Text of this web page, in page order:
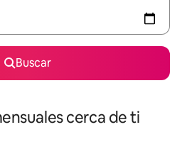
Buscar
cerca de ti